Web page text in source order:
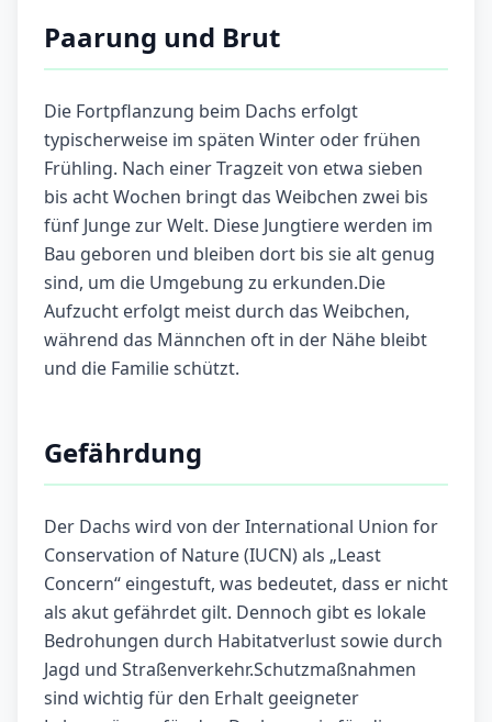
Paarung und Brut
Die Fortpflanzung beim Dachs erfolgt
typischerweise im späten Winter oder frühen
Frühling. Nach einer Tragzeit von etwa sieben
bis acht Wochen bringt das Weibchen zwei bis
fünf Junge zur Welt. Diese Jungtiere werden im
Bau geboren und bleiben dort bis sie alt genug
sind, um die Umgebung zu erkunden.Die
Aufzucht erfolgt meist durch das Weibchen,
während das Männchen oft in der Nähe bleibt
und die Familie schützt.
Gefährdung
Der Dachs wird von der International Union for
Conservation of Nature (IUCN) als „Least
Concern“ eingestuft, was bedeutet, dass er nicht
als akut gefährdet gilt. Dennoch gibt es lokale
Bedrohungen durch Habitatverlust sowie durch
Jagd und Straßenverkehr.Schutzmaßnahmen
sind wichtig für den Erhalt geeigneter